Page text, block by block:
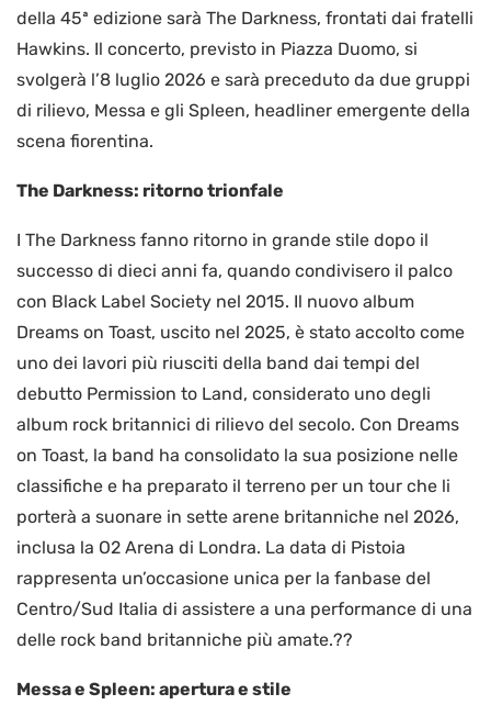
della 45ª edizione sarà The Darkness, frontati dai fratelli
Hawkins. Il concerto, previsto in Piazza Duomo, si
svolgerà l’8 luglio 2026 e sarà preceduto da due gruppi
di rilievo, Messa e gli Spleen, headliner emergente della
scena fiorentina.
The Darkness: ritorno trionfale
I The Darkness fanno ritorno in grande stile dopo il
successo di dieci anni fa, quando condivisero il palco
con Black Label Society nel 2015. Il nuovo album
Dreams on Toast, uscito nel 2025, è stato accolto come
uno dei lavori più riusciti della band dai tempi del
debutto Permission to Land, considerato uno degli
album rock britannici di rilievo del secolo. Con Dreams
on Toast, la band ha consolidato la sua posizione nelle
classifiche e ha preparato il terreno per un tour che li
porterà a suonare in sette arene britanniche nel 2026,
inclusa la O2 Arena di Londra. La data di Pistoia
rappresenta un’occasione unica per la fanbase del
Centro/Sud Italia di assistere a una performance di una
delle rock band britanniche più amate.??
Messa e Spleen: apertura e stile